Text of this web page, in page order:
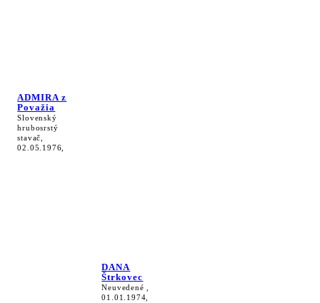
ADMIRA z
Považia
Slovenský
hrubosrstý
stavač,
02.05.1976,
DANA
Štrkovec
Neuvedené ,
01.01.1974,